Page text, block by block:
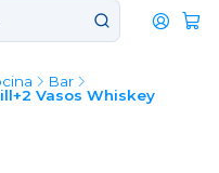
Bar
Vasos Whiskey